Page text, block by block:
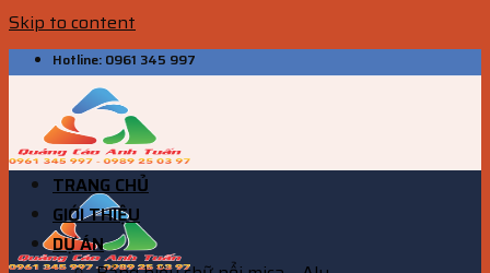
Skip to content
Hotline: 0961 345 997
TRANG CHỦ
GIỚI THIỆU
DỰ ÁN